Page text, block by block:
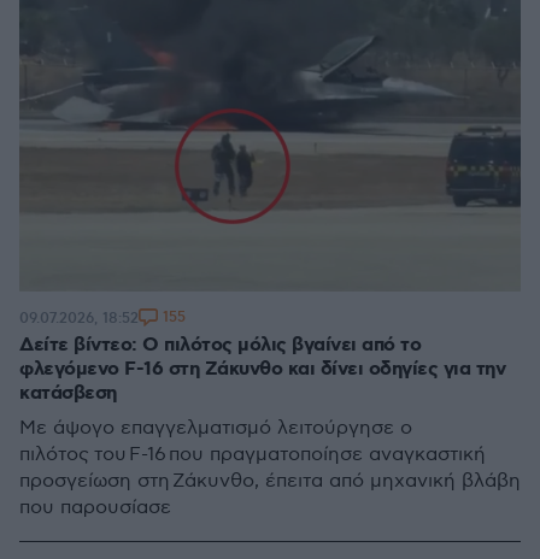
Δείτε βίντεο: Ο πιλότος μόλις βγαίνει από το
φλεγόμενο F-16 στη Ζάκυνθο και δίνει οδηγίες για την
κατάσβεση
Με άψογο επαγγελματισμό λειτούργησε ο
πιλότος του F-16 που πραγματοποίησε αναγκαστική
προσγείωση στη Ζάκυνθο, έπειτα από μηχανική βλάβη
που παρουσίασε
09.07.2026, 18:52 155